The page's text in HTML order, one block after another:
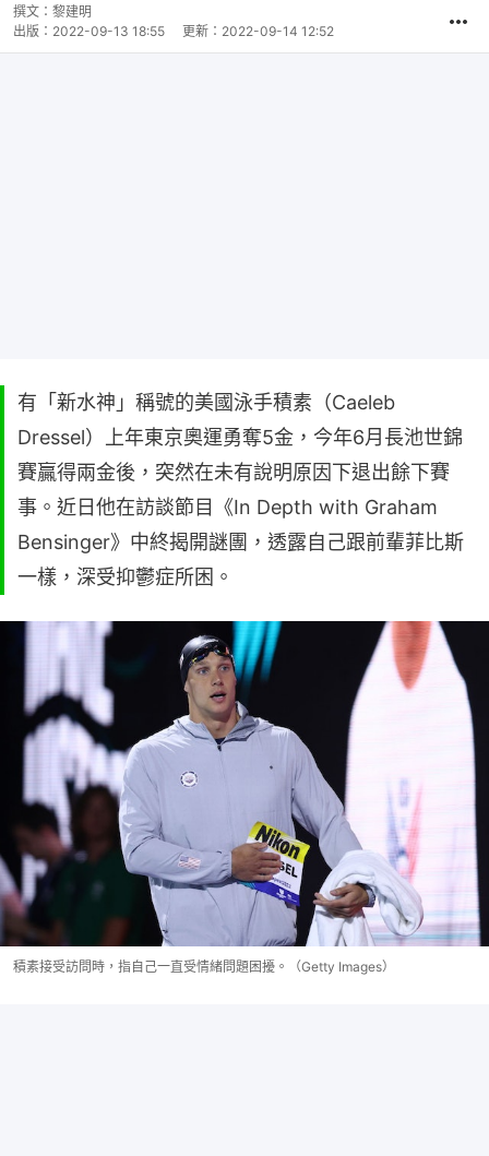
撰文： 黎建明
出版： 2022-09-13 18:55 更新： 2022-09-14 12:52
有「新水神」稱號的美國泳手積素（Caeleb
Dressel）上年東京奧運勇奪5金，今年6月長池世錦
賽贏得兩金後，突然在未有說明原因下退出餘下賽
事。近日他在訪談節目《In Depth with Graham
Bensinger》中終揭開謎團，透露自己跟前輩菲比斯
一樣，深受抑鬱症所困。
積素接受訪問時，指自己一直受情緒問題困擾。（Getty Images）